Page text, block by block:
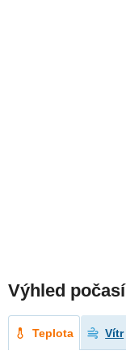
Výhled počasí
Teplota Vítr